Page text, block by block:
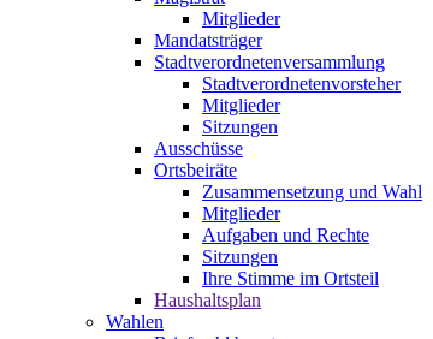
Mitglieder
Mandatsträger
Stadtverordnetenversammlung
Stadtverordnetenvorsteher
Mitglieder
Sitzungen
Ausschüsse
Ortsbeiräte
Zusammensetzung und Wahl
Mitglieder
Aufgaben und Rechte
Sitzungen
Ihre Stimme im Ortsteil
Haushaltsplan
Wahlen